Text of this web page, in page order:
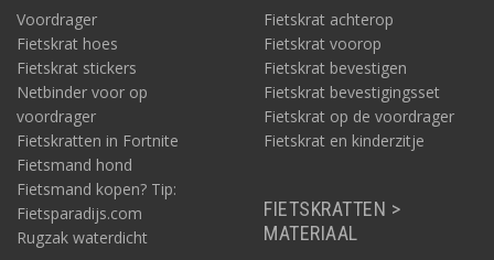
Voordrager
Fietskrat hoes
Fietskrat stickers
Netbinder voor op
voordrager
Fietskratten in Fortnite
Fietsmand hond
Fietsmand kopen? Tip:
Fietsparadijs.com
Rugzak waterdicht
Fietskrat achterop
Fietskrat voorop
Fietskrat bevestigen
Fietskrat bevestigingsset
Fietskrat op de voordrager
Fietskrat en kinderzitje
FIETSKRATTEN >
MATERIAAL